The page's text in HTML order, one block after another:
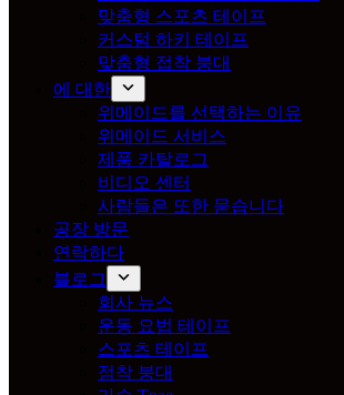
맞춤형 스포츠 테이프
커스텀 하키 테이프
맞춤형 접착 붕대
에 대한
위메이드를 선택하는 이유
위메이드 서비스
제품 카탈로그
비디오 센터
사람들은 또한 묻습니다
공장 방문
연락하다
블로그
회사 뉴스
운동 요법 테이프
스포츠 테이프
점착 붕대